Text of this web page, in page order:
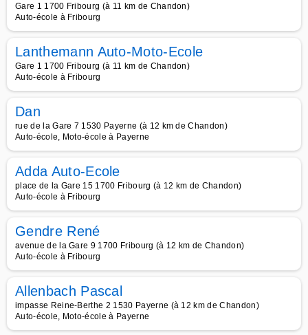
Gare 1 1700 Fribourg (à 11 km de Chandon)
Auto-école à Fribourg
Lanthemann Auto-Moto-Ecole
Gare 1 1700 Fribourg (à 11 km de Chandon)
Auto-école à Fribourg
Dan
rue de la Gare 7 1530 Payerne (à 12 km de Chandon)
Auto-école, Moto-école à Payerne
Adda Auto-Ecole
place de la Gare 15 1700 Fribourg (à 12 km de Chandon)
Auto-école à Fribourg
Gendre René
avenue de la Gare 9 1700 Fribourg (à 12 km de Chandon)
Auto-école à Fribourg
Allenbach Pascal
impasse Reine-Berthe 2 1530 Payerne (à 12 km de Chandon)
Auto-école, Moto-école à Payerne